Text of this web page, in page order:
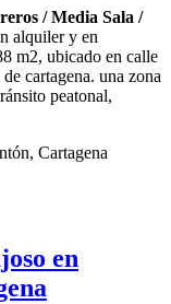
/ Media Sala /
alquiler y en
m2, ubicado en calle
cartagena. una zona
peatonal,
en